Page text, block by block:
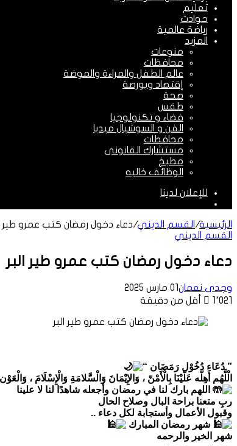
تعليم
حوادث
رياضة عالمية
المزيد
منوعات
محافظات
عالم الطفل والمراءة والموضة
إقتصاد وبورصة
صحة
طقس
فضاء و تكنولوجيا
الفن و السوشيال ميديا
محافظات
مستشارك القانونى
مطبخ
الوظائف خاليه
للإعلان لدينا
الرئيسية/ القسم الديني/دعاء دخول رمضان كتب عمرو طير
القسم الديني
دعاء دخول رمضان كتب عمرو طير البر
وجدى نعمان01 مارس 2025
1٬021
أقل من دقيقة
” دُعَاء دُخُوْل رَمَضَان “
الْلَّھُم أَهِلَّه عَلّيْنَا بِالْأَمْنّ ، وَالإِيْمَانَ وَالْسَّلامَةِ وَالْإِسْلَامَ ،
اللهم بارك لنا في رمضان وأجعله شاهدًا لنا لا علينا
ربِ متعنا براحة البال وصلاح الحال
وقبول الأعمال وأستجابة لكل دعاء ..
شهر رمضان المبارك
شهر الخير والرحمه